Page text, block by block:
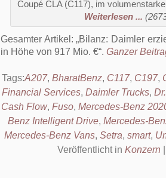
Coupé CLA (C117), im
Weiterlesen ...
Gesamter Artikel: Bilanz: Daimler
in Höhe von 917 Mio. € . Ganzer
Tags:A207, BharatBenz, C117, C197,
Financial Services, Daimler Trucks,
Cash Flow, Fuso, Mercedes-Benz
Benz Intelligent Drive, Mercedes-
Mercedes-Benz Vans, Setra, smart,
Veröffentlicht in Konzern